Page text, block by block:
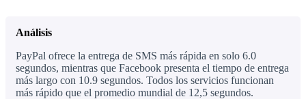
Análisis
PayPal ofrece la entrega de SMS más rápida en solo 6.0
segundos, mientras que Facebook presenta el tiempo de entrega
más largo con 10.9 segundos. Todos los servicios funcionan
más rápido que el promedio mundial de 12,5 segundos.